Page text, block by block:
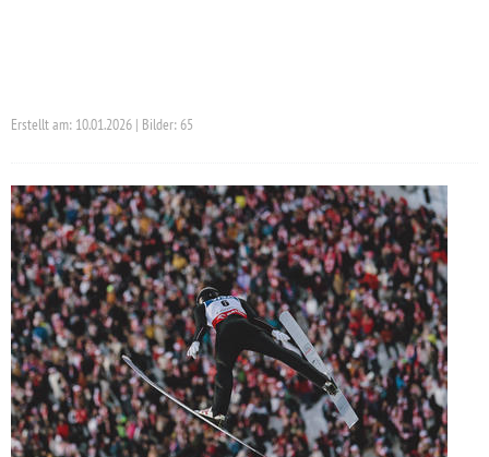
Erstellt am: 10.01.2026 | Bilder: 65